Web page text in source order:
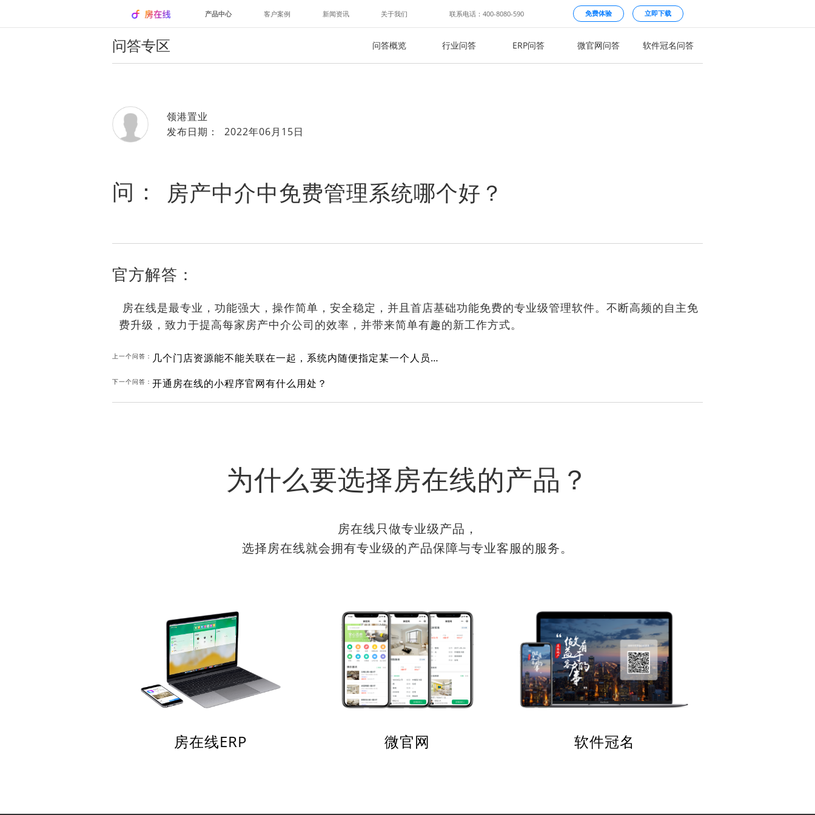
产品中心 客户案例 新闻资讯 关于我们 联系电话：400-8080-590 免费体验 立即下载
问答专区 问答概览 行业问答 ERP问答 微官网问答 软件冠名问答
领港置业
发布日期： 2022年06月15日
问： 房产中介中免费管理系统哪个好？
官方解答：
房在线是最专业，功能强大，操作简单，安全稳定，并且首店基础功能免费的专业级管理软件。不断高频的自主免
费升级，致力于提高每家房产中介公司的效率，并带来简单有趣的新工作方式。
上一个问答： 几个门店资源能不能关联在一起，系统内随便指定某一个人员管理呢？
下一个问答： 开通房在线的小程序官网有什么用处？
为什么要选择房在线的产品？
房在线只做专业级产品，
选择房在线就会拥有专业级的产品保障与专业客服的服务。
房在线ERP 微官网 软件冠名